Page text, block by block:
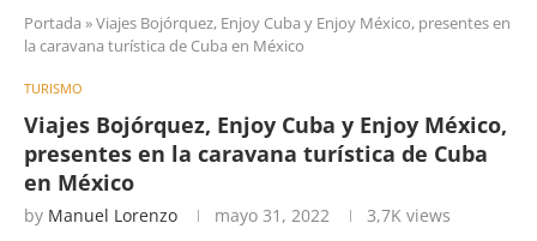
Portada »Viajes Bojórquez, Enjoy Cuba y Enjoy México, presentes en
la caravana turística de Cuba en México
TURISMO
Viajes Bojórquez, Enjoy Cuba y Enjoy México,
presentes en la caravana turística de Cuba
en México
by Manuel Lorenzo mayo 31, 2022 3,7K views